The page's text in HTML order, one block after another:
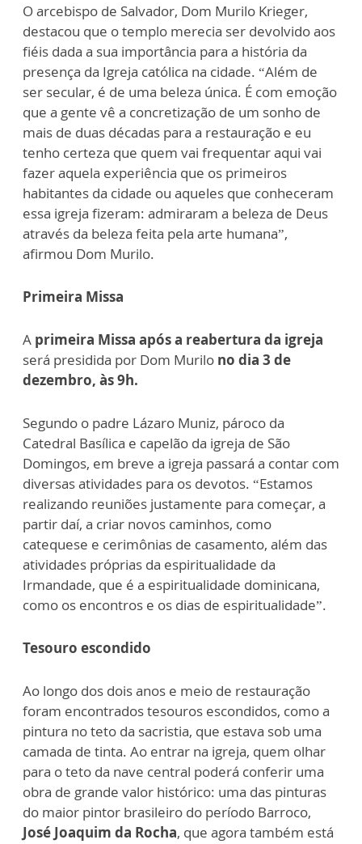
O arcebispo de Salvador, Dom Murilo Krieger,
destacou que o templo merecia ser devolvido aos
fiéis dada a sua importância para a história da
presença da Igreja católica na cidade. “Além de
ser secular, é de uma beleza única. É com emoção
que a gente vê a concretização de um sonho de
mais de duas décadas para a restauração e eu
tenho certeza que quem vai frequentar aqui vai
fazer aquela experiência que os primeiros
habitantes da cidade ou aqueles que conheceram
essa igreja fizeram: admiraram a beleza de Deus
através da beleza feita pela arte humana”,
afirmou Dom Murilo.
Primeira Missa
A primeira Missa após a reabertura da igreja
será presidida por Dom Murilo no dia 3 de
dezembro, às 9h.
Segundo o padre Lázaro Muniz, pároco da
Catedral Basílica e capelão da igreja de São
Domingos, em breve a igreja passará a contar com
diversas atividades para os devotos. “Estamos
realizando reuniões justamente para começar, a
partir daí, a criar novos caminhos, como
catequese e cerimônias de casamento, além das
atividades próprias da espiritualidade da
Irmandade, que é a espiritualidade dominicana,
como os encontros e os dias de espiritualidade”.
Tesouro escondido
Ao longo dos dois anos e meio de restauração
foram encontrados tesouros escondidos, como a
pintura no teto da sacristia, que estava sob uma
camada de tinta. Ao entrar na igreja, quem olhar
para o teto da nave central poderá conferir uma
obra de grande valor histórico: uma das pinturas
do maior pintor brasileiro do período Barroco,
José Joaquim da Rocha, que agora também está